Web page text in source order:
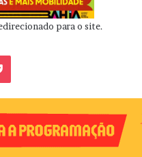
para o site.